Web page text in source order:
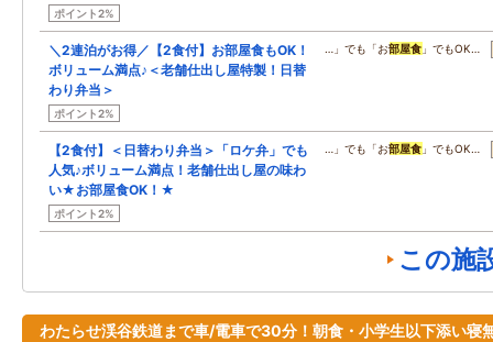
ポイント2%
＼2連泊がお得／【2食付】お部屋食もOK！
ボリューム満点♪＜老舗仕出し屋特製！日替
わり弁当＞
ポイント2%
…」でも「お部屋食 」でもOK…
【2食付】＜日替わり弁当＞「ロケ弁」でも
人気♪ボリューム満点！老舗仕出し屋の味わ
い★お部屋食OK！★
ポイント2%
…」でも「お部屋食 」でもOK…
この施
わたらせ渓谷鉄道まで車/電車で30分！朝食・小学生以下添い寝